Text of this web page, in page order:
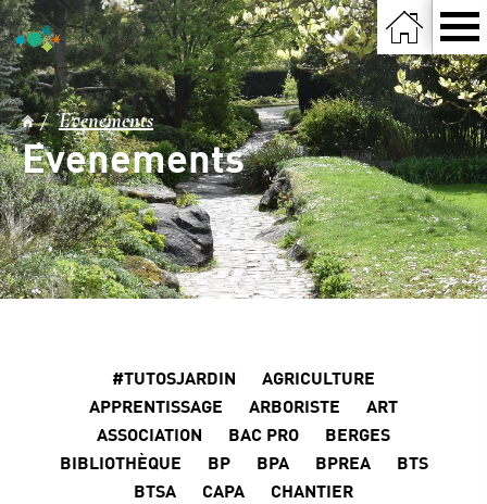
Evenements
Evenements
#TUTOSJARDIN
AGRICULTURE
APPRENTISSAGE
ARBORISTE
ART
ASSOCIATION
BAC PRO
BERGES
BIBLIOTHÈQUE
BP BPA BPREA
BTS
BTSA
CAPA
CHANTIER